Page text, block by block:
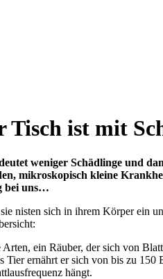
ist mit
weniger Schädlinge und
mikroskopisch kleine
bei uns…
nisten sich in ihrem Körper ein
ein Räuber, der sich von
Tier ernährt er sich von bis zu
hängt.